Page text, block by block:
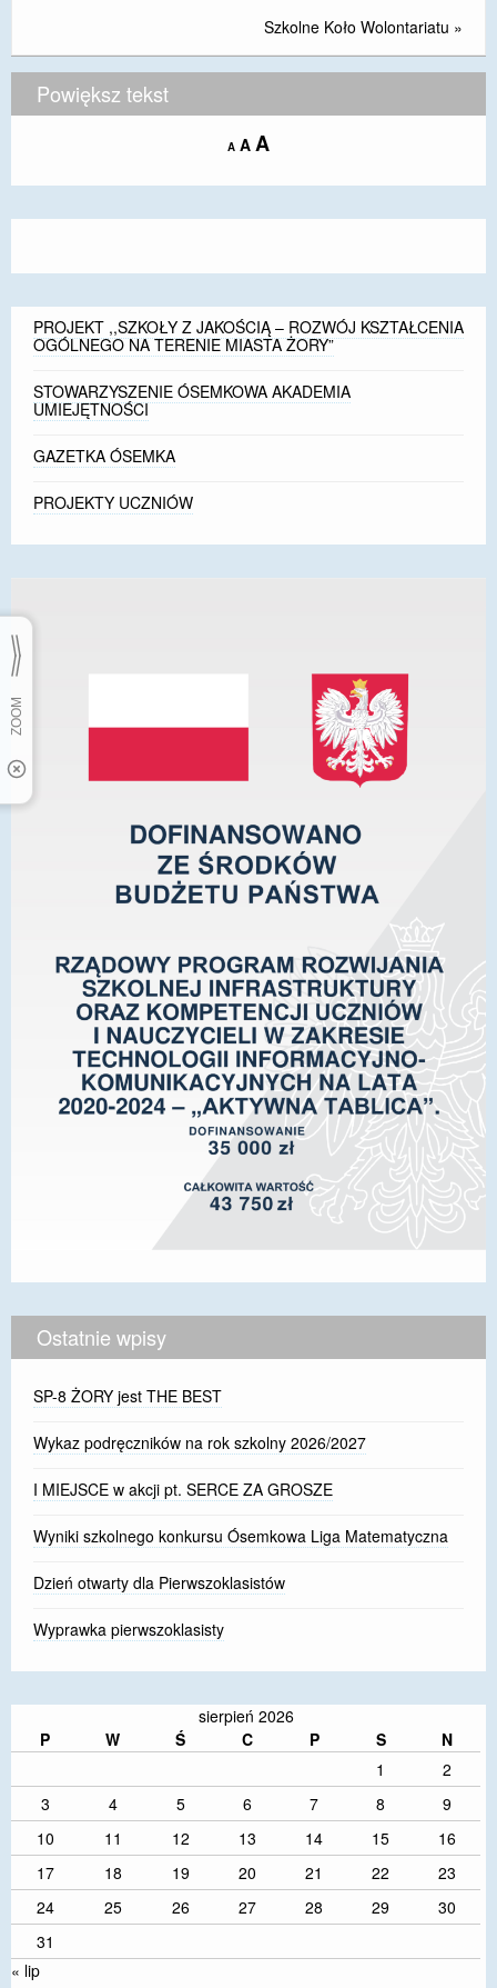
Szkolne Koło Wolontariatu »
Powiększ tekst
A Decrease
size.
A Reset
size.
AIncrease
size.
PROJEKT ,,SZKOŁY Z JAKOŚCIĄ – ROZWÓJ KSZTAŁCENIA
OGÓLNEGO NA TERENIE MIASTA ŻORY”
STOWARZYSZENIE ÓSEMKOWA AKADEMIA
UMIEJĘTNOŚCI
GAZETKA ÓSEMKA
PROJEKTY UCZNIÓW
Ostatnie wpisy
SP-8 ŻORY jest THE BEST
Wykaz podręczników na rok szkolny 2026/2027
I MIEJSCE w akcji pt. SERCE ZA GROSZE
Wyniki szkolnego konkursu Ósemkowa Liga Matematyczna
Dzień otwarty dla Pierwszoklasistów
Wyprawka pierwszoklasisty
sierpień 2026
P
W Ś C P S
N
1
2
3
4 5 6 7 8
9
10
11 12 13 14 15
16
17
18 19 20 21 22
23
24
25 26 27 28 29
30
31
« lip